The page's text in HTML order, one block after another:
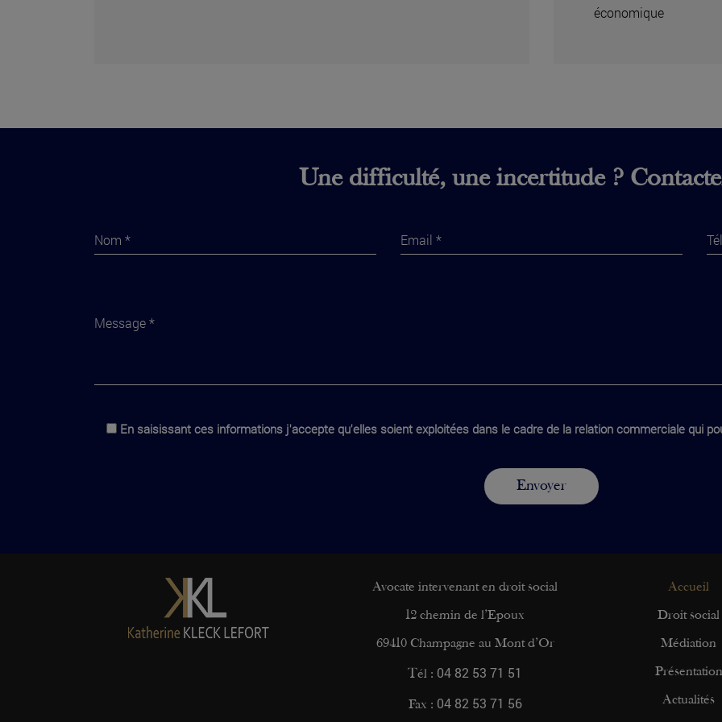
économique
Une difficulté, une incertitude ?
En saisissant ces informations j'accepte qu'elles soient exploitées dans le cadre de la relation commerciale qui
Avocate intervenant en droit social
12 chemin de l’Epoux
69410 Champagne au Mont d’Or
Tél : 04 82 53 71 51
Fax : 04 82 53 71 56
Accueil
Droit social
Médiation
Présentation
Actualités